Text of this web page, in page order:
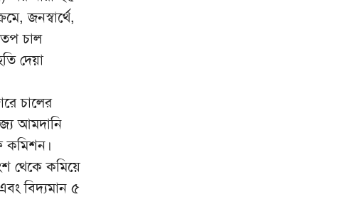
জনস্বার্থে,
চাল
দেয়া
চালের
আমদানি
কমিশন।
থেকে কমিয়ে
বিদ্যমান ৫